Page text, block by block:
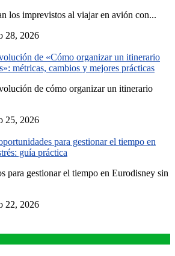
los imprevistos al viajar en avión con...
28, 2026
de «Cómo organizar un itinerario
métricas, cambios y mejores prácticas
de cómo organizar un itinerario
25, 2026
para gestionar el tiempo en
guía práctica
para gestionar el tiempo en Eurodisney sin
22, 2026